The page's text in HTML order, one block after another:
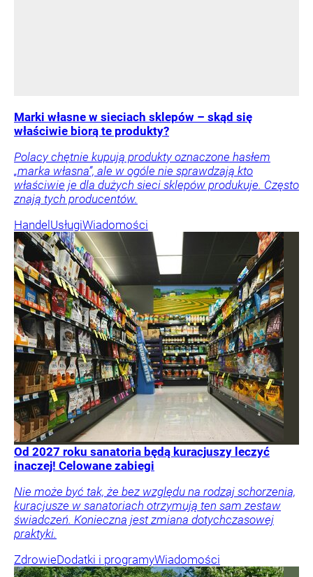
Marki własne w sieciach sklepów – skąd się
właściwie biorą te produkty?
Polacy chętnie kupują produkty oznaczone hasłem
„marka własna”, ale w ogóle nie sprawdzają kto
właściwie je dla dużych sieci sklepów produkuje. Często
znają tych producentów.
HandelUsługiWiadomości
Od 2027 roku sanatoria będą kuracjuszy leczyć
inaczej! Celowane zabiegi
Nie może być tak, że bez względu na rodzaj schorzenia,
kuracjusze w sanatoriach otrzymują ten sam zestaw
świadczeń. Konieczna jest zmiana dotychczasowej
praktyki.
ZdrowieDodatki i programyWiadomości